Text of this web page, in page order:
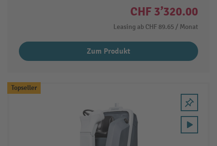
CHF 3’320.00
Leasing ab CHF 89.65 / Monat
Zum Produkt
Topseller